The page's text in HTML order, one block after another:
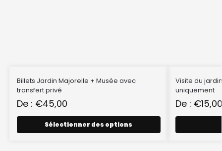
Billets Jardin Majorelle + Musée avec
transfert privé
De : €45,00
Sélectionner des options
Visite du
uniquement
De : €15,00